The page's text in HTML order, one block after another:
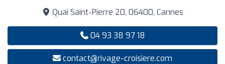
Quai Saint-Pierre 20, 06400, Cannes
04 93 38 97 18
contact@rivage-croisiere.com